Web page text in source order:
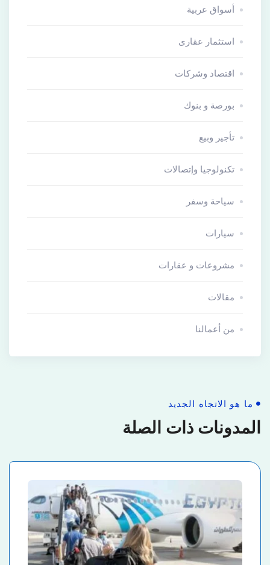
أسواق عربية
استثمار عقارى
اقتصاد وشركات
بورصة و بنوك
تأجير وبيع
تكنولوجيا وإتصالات
سياحة وسفر
سيارات
مشروعات و عقارات
مقالات
من أعمالنا
ما هو الاتجاه الجديد
المدونات ذات الصلة